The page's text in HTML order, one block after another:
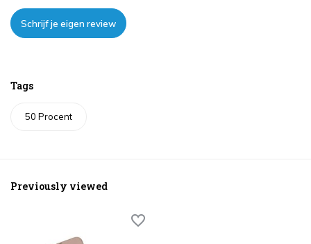
Schrijf je eigen review
Tags
50 Procent
Previously viewed